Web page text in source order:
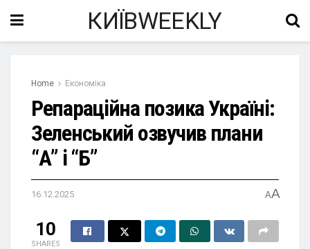
КИЇВWEEKLY
Home Економіка
Репараційна позика Україні:
Зеленський озвучив плани
“А” і “Б”
16.12.2025 AA
10
SHARES